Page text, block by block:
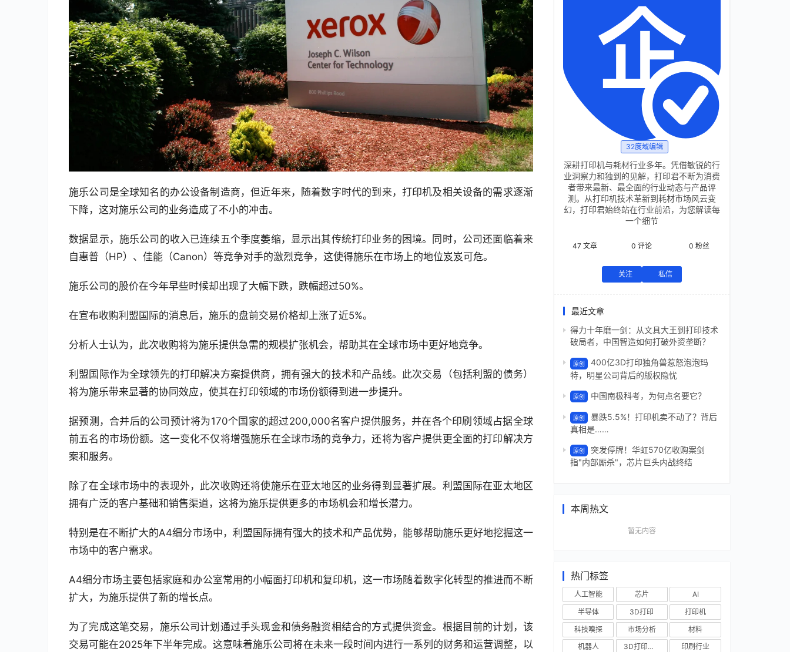
施乐公司是全球知名的办公设备制造商，但近年来，随着数字时代的到来，打印机及相关设备的需求逐渐
下降，这对施乐公司的业务造成了不小的冲击。
数据显示，施乐公司的收入已连续五个季度萎缩，显示出其传统打印业务的困境。同时，公司还面临着来
自惠普（HP）、佳能（Canon）等竞争对手的激烈竞争，这使得施乐在市场上的地位岌岌可危。
施乐公司的股价在今年早些时候却出现了大幅下跌，跌幅超过50%。
在宣布收购利盟国际的消息后，施乐的盘前交易价格却上涨了近5%。
分析人士认为，此次收购将为施乐提供急需的规模扩张机会，帮助其在全球市场中更好地竞争。
利盟国际作为全球领先的打印解决方案提供商，拥有强大的技术和产品线。此次交易（包括利盟的债务）
将为施乐带来显著的协同效应，使其在打印领域的市场份额得到进一步提升。
据预测，合并后的公司预计将为170个国家的超过200,000名客户提供服务，并在各个印刷领域占据全球
前五名的市场份额。这一变化不仅将增强施乐在全球市场的竞争力，还将为客户提供更全面的打印解决方
案和服务。
除了在全球市场中的表现外，此次收购还将使施乐在亚太地区的业务得到显著扩展。利盟国际在亚太地区
拥有广泛的客户基础和销售渠道，这将为施乐提供更多的市场机会和增长潜力。
特别是在不断扩大的A4细分市场中，利盟国际拥有强大的技术和产品优势，能够帮助施乐更好地挖掘这一
市场中的客户需求。
A4细分市场主要包括家庭和办公室常用的小幅面打印机和复印机，这一市场随着数字化转型的推进而不断
扩大，为施乐提供了新的增长点。
为了完成这笔交易，施乐公司计划通过手头现金和债务融资相结合的方式提供资金。根据目前的计划，该
交易可能在2025年下半年完成。这意味着施乐公司将在未来一段时间内进行一系列的财务和运营调整，以
32度域编辑
深耕打印机与耗材行业多年。凭借敏锐的行
业洞察力和独到的见解，打印君不断为消费
者带来最新、最全面的行业动态与产品评
测。从打印机技术革新到耗材市场风云变
幻，打印君始终站在行业前沿，为您解读每
一个细节
47 文章 0 评论 0 粉丝
关注 私信
最近文章
得力十年磨一剑：从文具大王到打印技术
破局者，中国智造如何打破外资垄断？
原创
400亿3D打印独角兽惹怒泡泡玛
特，明星公司背后的版权隐忧
原创 中国南极科考，为何点名要它？
原创
暴跌5.5%！打印机卖不动了？背后
真相是……
原创
突发停牌！华虹570亿收购案剑
指"内部厮杀"，芯片巨头内战终结
本周热文
暂无内容
热门标签
人工智能 芯片
AI
半导体
3D打印
打印机
科技嗅探
市场分析
材料
机器人
3D打印技术
印刷行业